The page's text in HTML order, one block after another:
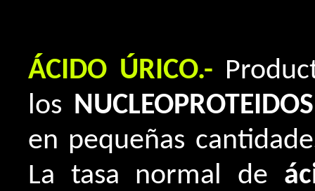
ÁCIDO ÚRICO.-
los NUCLEOPROTEIDOS
en pequeñas
La tasa normal de